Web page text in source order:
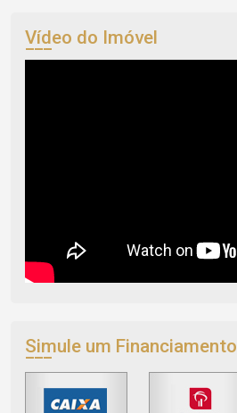
Vídeo do Imóvel
Simule um Financiamento